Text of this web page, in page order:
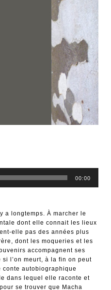
00:00
a longtemps. À marcher le
dont elle connait les lieux
elle pas des années plus
dont les moqueries et les
accompagnent ses
l’on meurt, à la fin on peut
autobiographique
dans lequel elle raconte et
se trouver que Macha